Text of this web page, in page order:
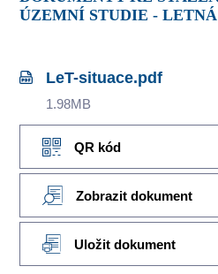
ÚZEMNÍ STUDIE - LETNÁ
LeT-situace.pdf
1.98MB
QR kód
Zobrazit dokument
Uložit dokument